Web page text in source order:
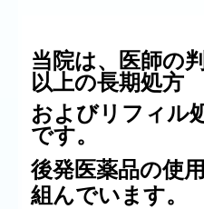
当院は、医師の
以上の長期処方
およびリフィル
です。
後発医薬品の使
組んでいます。